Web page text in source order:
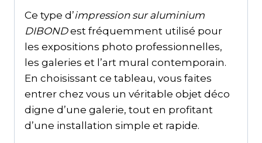
Ce type d’impression sur aluminium
DIBONDest fréquemment utilisé pour
les expositions photo professionnelles,
les galeries et l’art mural contemporain.
En choisissant ce tableau, vous faites
entrer chez vous un véritable objet déco
digne d’une galerie, tout en profitant
d’une installation simple et rapide.